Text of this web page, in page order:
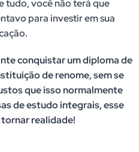
tudo, você não terá que
para investir em sua
conquistar um diploma de
de renome, sem se
que isso normalmente
de estudo integrais, esse
realidade!